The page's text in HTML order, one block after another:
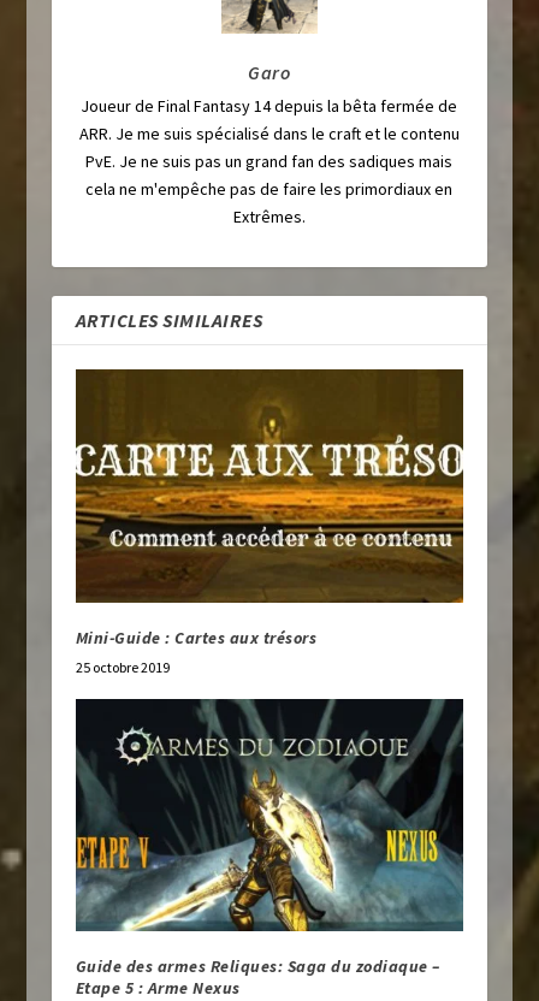
Garo
Joueur de Final Fantasy 14 depuis la bêta fermée de
ARR. Je me suis spécialisé dans le craft et le contenu
PvE. Je ne suis pas un grand fan des sadiques mais
cela ne m'empêche pas de faire les primordiaux en
Extrêmes.
ARTICLES SIMILAIRES
Mini-Guide : Cartes aux trésors
25 octobre 2019
Guide des armes Reliques: Saga du zodiaque –
Etape 5 : Arme Nexus